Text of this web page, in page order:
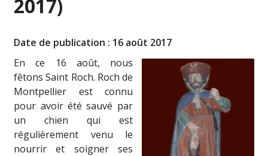
2017)
Date de publication : 16 août 2017
En ce 16 août, nous
fêtons Saint Roch. Roch de
Montpellier est connu
pour avoir été sauvé par
un chien qui est
régulièrement venu le
nourrir et soigner ses